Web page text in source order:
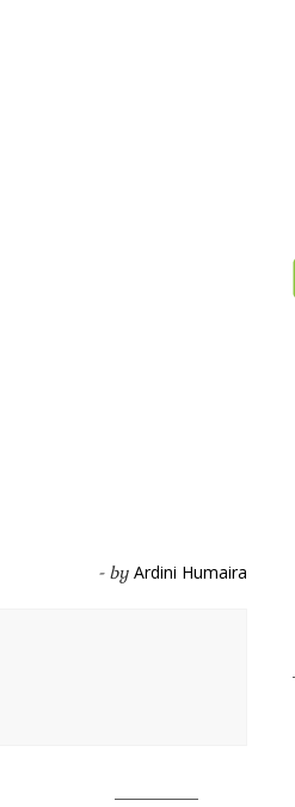
- by Ardini Humaira